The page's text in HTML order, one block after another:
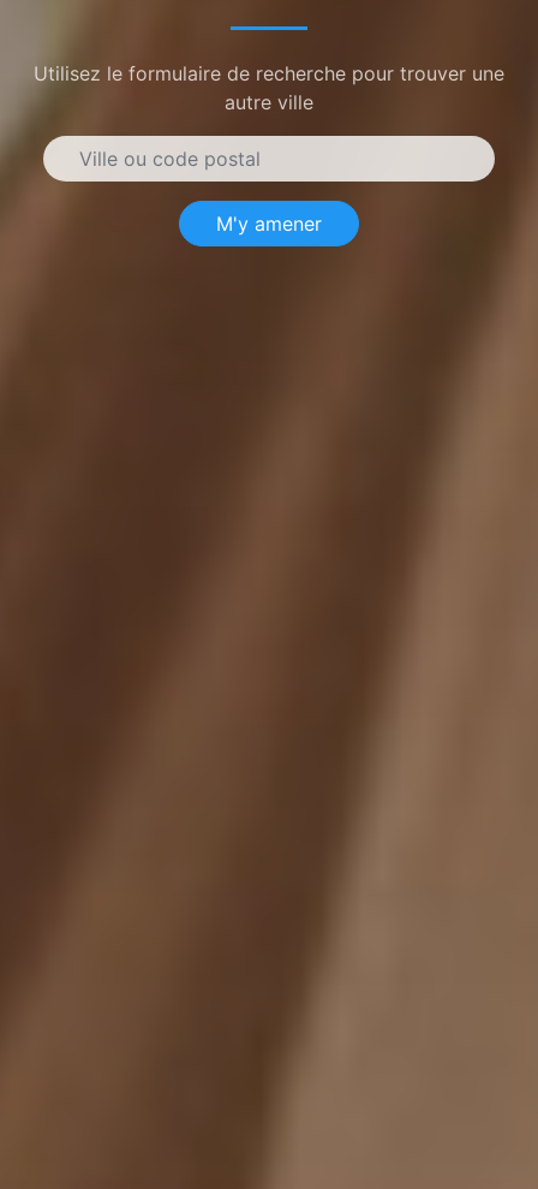
Utilisez le formulaire de recherche pour trouver une
autre ville
M'y amener